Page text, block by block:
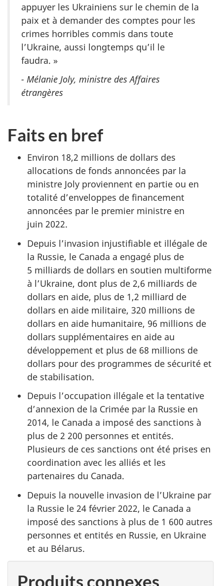
appuyer les Ukrainiens sur le chemin de la
paix et à demander des comptes pour les
crimes horribles commis dans toute
l’Ukraine, aussi longtemps qu’il le
faudra. »
- Mélanie Joly, ministre des Affaires
étrangères
Faits en bref
Environ 18,2 millions de dollars des
allocations de fonds annoncées par la
ministre Joly proviennent en partie ou en
totalité d’enveloppes de financement
annoncées par le premier ministre en
juin 2022.
Depuis l’invasion injustifiable et illégale de
la Russie, le Canada a engagé plus de
5 milliards de dollars en soutien multiforme
à l’Ukraine, dont plus de 2,6 milliards de
dollars en aide, plus de 1,2 milliard de
dollars en aide militaire, 320 millions de
dollars en aide humanitaire, 96 millions de
dollars supplémentaires en aide au
développement et plus de 68 millions de
dollars pour des programmes de sécurité et
de stabilisation.
Depuis l’occupation illégale et la tentative
d’annexion de la Crimée par la Russie en
2014, le Canada a imposé des sanctions à
plus de 2 200 personnes et entités.
Plusieurs de ces sanctions ont été prises en
coordination avec les alliés et les
partenaires du Canada.
Depuis la nouvelle invasion de l’Ukraine par
la Russie le 24 février 2022, le Canada a
imposé des sanctions à plus de 1 600 autres
personnes et entités en Russie, en Ukraine
et au Bélarus.
Produits connexes